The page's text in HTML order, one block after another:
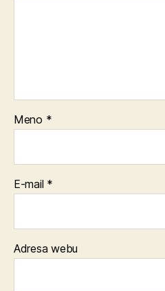
Meno *
E-mail *
Adresa webu